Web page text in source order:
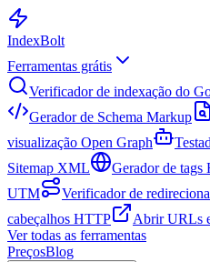
IndexBolt
Ferramentas grátis
Verificador de indexação do
Gerador de Schema Markup
visualização Open Graph
Sitemap XML
Gerador de tags
UTM
Verificador de
cabeçalhos HTTP
Abrir URLs
Ver todas as ferramentas
PreçosBlog